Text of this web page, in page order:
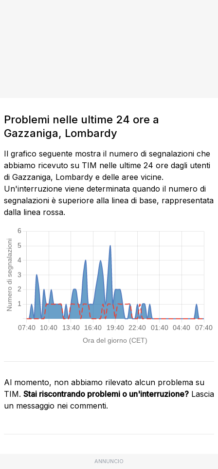
Problemi nelle ultime 24 ore a
Gazzaniga, Lombardy
Il grafico seguente mostra il numero di segnalazioni che
abbiamo ricevuto su TIM nelle ultime 24 ore dagli utenti
di Gazzaniga, Lombardy e delle aree vicine.
Un'interruzione viene determinata quando il numero di
segnalazioni è superiore alla linea di base, rappresentata
dalla linea rossa.
Al momento, non abbiamo rilevato alcun problema su
TIM. Stai riscontrando problemi o un'interruzione? Lascia
un messaggio nei commenti.
ANNUNCIO